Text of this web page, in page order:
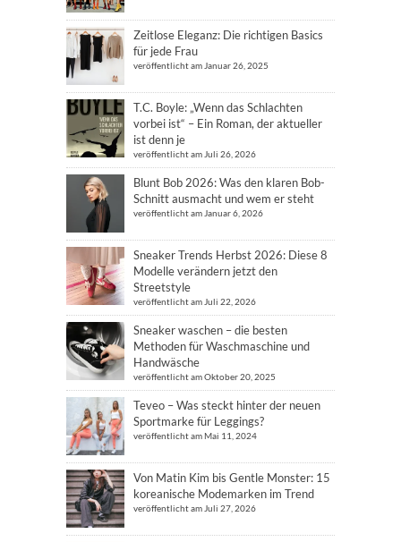
Zeitlose Eleganz: Die richtigen Basics
für jede Frau
veröffentlicht am Januar 26, 2025
T.C. Boyle: „Wenn das Schlachten
vorbei ist“ – Ein Roman, der aktueller
ist denn je
veröffentlicht am Juli 26, 2026
Blunt Bob 2026: Was den klaren Bob-
Schnitt ausmacht und wem er steht
veröffentlicht am Januar 6, 2026
Sneaker Trends Herbst 2026: Diese 8
Modelle verändern jetzt den
Streetstyle
veröffentlicht am Juli 22, 2026
Sneaker waschen – die besten
Methoden für Waschmaschine und
Handwäsche
veröffentlicht am Oktober 20, 2025
Teveo – Was steckt hinter der neuen
Sportmarke für Leggings?
veröffentlicht am Mai 11, 2024
Von Matin Kim bis Gentle Monster: 15
koreanische Modemarken im Trend
veröffentlicht am Juli 27, 2026